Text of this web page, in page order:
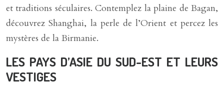
et traditions séculaires. Contemplez la plaine de Bagan,
découvrez Shanghai, la perle de l’Orient et percez les
mystères de la Birmanie.
LES PAYS D’ASIE DU SUD-EST ET LEURS
VESTIGES